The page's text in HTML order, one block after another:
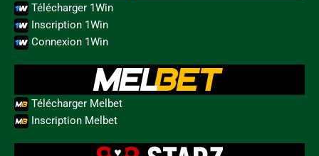
Télécharger 1Win
Inscription 1Win
Connexion 1Win
Télécharger Melbet
Inscription Melbet